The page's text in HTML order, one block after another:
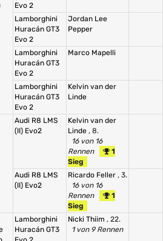
Evo 2
Lamborghini
Huracán GT3
Evo 2
Jordan Lee
Pepper
Lamborghini
Huracán GT3
Evo 2
Marco Mapelli
Lamborghini
Huracán GT3
Evo 2
Kelvin van der
Linde
Audi R8 LMS
(II) Evo2
Kelvin van der
Linde , 8.
16 von 16
Rennen
1
Sieg
Audi R8 LMS
(II) Evo2
Ricardo Feller , 3.
16 von 16
Rennen
1
Sieg
Lamborghini
Huracán GT3
Nicki Thiim , 22.
1 von 9 Rennen